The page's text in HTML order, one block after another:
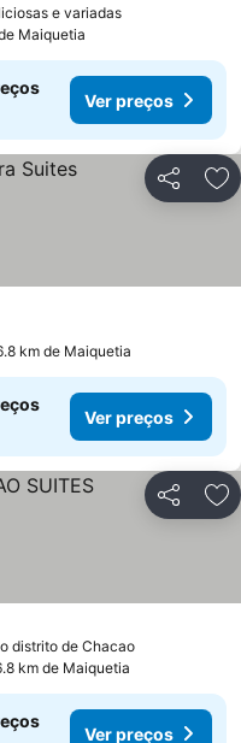
e variadas
Maiquetia
Ver preços
Partilhar
km de Maiquetia
Ver preços
Partilhar
distrito de Chacao
km de Maiquetia
Ver preços